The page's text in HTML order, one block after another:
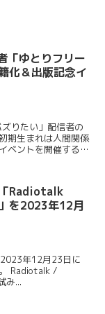
ゆとりフリー
化＆出版記念イ
りたい」配信者の
期生まれは人間関係
ベントを開催すると
Radiotalk
を2023年12月
年12月23日に
Radiotalk /
み...